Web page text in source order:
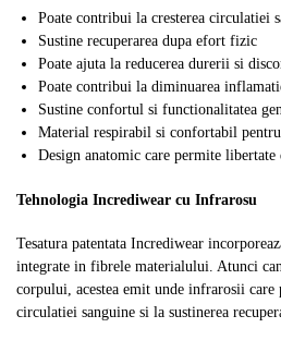
Poate contribui la cresterea circulatiei
Sustine recuperarea dupa efort fizic
Poate ajuta la reducerea durerii si
Poate contribui la diminuarea
Sustine confortul si functionalitatea
Material respirabil si confortabil
Design anatomic care permite libertate
Tehnologia Incrediwear cu Infrarosu
Tesatura patentata Incrediwear
integrate in fibrele materialului. Atunci
corpului, acestea emit unde infrarosii
circulatiei sanguine si la sustinerea